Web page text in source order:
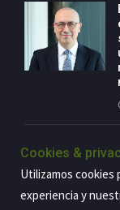
Cookies &
Utilizamos cookies
experiencia y